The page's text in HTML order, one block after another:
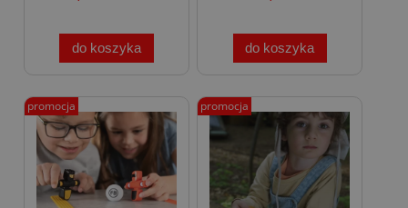
do koszyka do koszyka
promocja promocja